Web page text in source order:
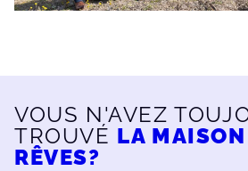
VOUS N'AVEZ
TROUVÉ LA MAISON
RÊVES?